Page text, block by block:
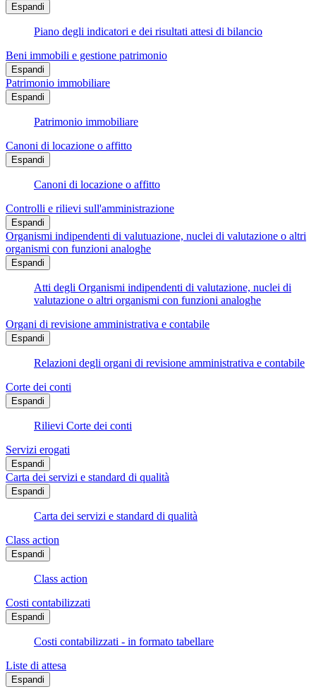
Espandi
Piano degli indicatori e dei risultati attesi di bilancio
Beni immobili e gestione patrimonio
Espandi
Patrimonio immobiliare
Espandi
Patrimonio immobiliare
Canoni di locazione o affitto
Espandi
Canoni di locazione o affitto
Controlli e rilievi sull'amministrazione
Espandi
Organismi indipendenti di valutuazione, nuclei di valutazione o altri
organismi con funzioni analoghe
Espandi
Atti degli Organismi indipendenti di valutazione, nuclei di
valutazione o altri organismi con funzioni analoghe
Organi di revisione amministrativa e contabile
Espandi
Relazioni degli organi di revisione amministrativa e contabile
Corte dei conti
Espandi
Rilievi Corte dei conti
Servizi erogati
Espandi
Carta dei servizi e standard di qualità
Espandi
Carta dei servizi e standard di qualità
Class action
Espandi
Class action
Costi contabilizzati
Espandi
Costi contabilizzati - in formato tabellare
Liste di attesa
Espandi